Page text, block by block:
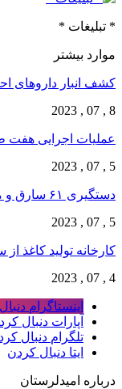
* تبلیغات *
موارد بیشتر
کشف انبار داروهای
8 , 07 , 2023
عملیات اجرایی هفت
5 , 07 , 2023
دستگیری ۶۱ سارق و مالخر در طرح امنیت محله محور لرستان
5 , 07 , 2023
کارخانه تولید کاغذ
4 , 07 , 2023
اینستاگرام
آپارات دنبال
تلگرام دنبال
ایتا دنبال کردن
درباره امیدلرستان